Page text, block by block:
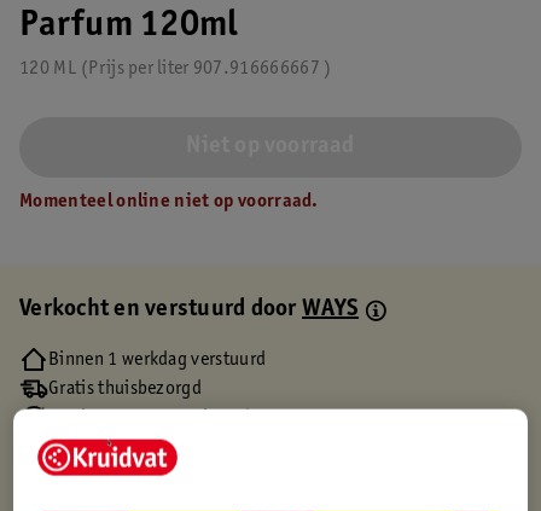
Parfum 120ml
120 ML 907.916666667
Prijs per liter
Momenteel online niet op voorraad.
Verkocht en verstuurd doorWAYS
Binnen 1 werkdag verstuurd
Gratis thuisbezorgd
Gratis punten met je Kruidvat kaart